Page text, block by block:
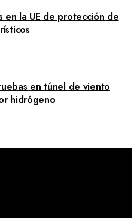
en la UE de protección de
en túnel de viento
hidrógeno